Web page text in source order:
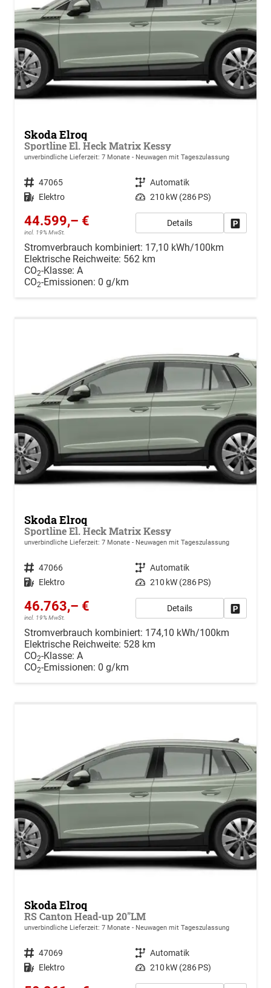
Skoda Elroq
Sportline El. Heck Matrix Kessy
unverbindliche Lieferzeit: 7 Monate Neuwagen mit Tageszulassung
Fahrzeugnr. 47065 Getriebe Automatik
Kraftstoff Elektro Leistung 210 kW (286 PS)
44.599,– €
incl. 19% MwSt.
Details
Stromverbrauch kombiniert: 17,10 kWh/100km
Elektrische Reichweite: 562 km
CO2-Klasse: A
CO2-Emissionen: 0 g/km
Skoda Elroq
Sportline El. Heck Matrix Kessy
unverbindliche Lieferzeit: 7 Monate Neuwagen mit Tageszulassung
Fahrzeugnr. 47066 Getriebe Automatik
Kraftstoff Elektro Leistung 210 kW (286 PS)
46.763,– €
incl. 19% MwSt.
Details
Stromverbrauch kombiniert: 174,10 kWh/100km
Elektrische Reichweite: 528 km
CO2-Klasse: A
CO2-Emissionen: 0 g/km
Skoda Elroq
RS Canton Head-up 20"LM
unverbindliche Lieferzeit: 7 Monate Neuwagen mit Tageszulassung
Fahrzeugnr. 47069 Getriebe Automatik
Kraftstoff Elektro Leistung 210 kW (286 PS)